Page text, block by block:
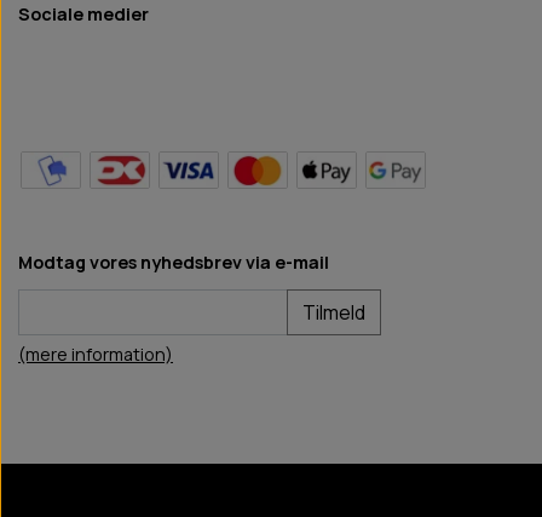
Sociale medier
Modtag vores nyhedsbrev via e-mail
Tilmeld
(mere information)